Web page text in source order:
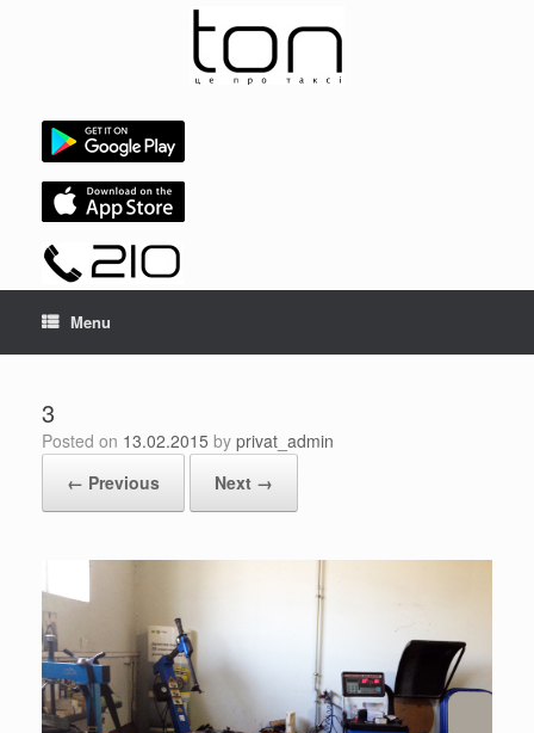
Menu
3
Posted on 13.02.2015 by privat_admin
← Previous
Next →